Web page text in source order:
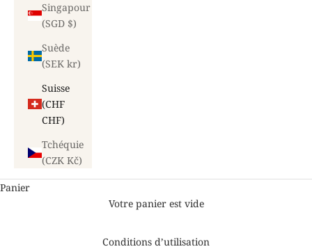
Singapour
(SGD $)
Suède
(SEK kr)
Suisse
(CHF
CHF)
Tchéquie
(CZK Kč)
Panier
Votre panier est vide
Conditions d’utilisation